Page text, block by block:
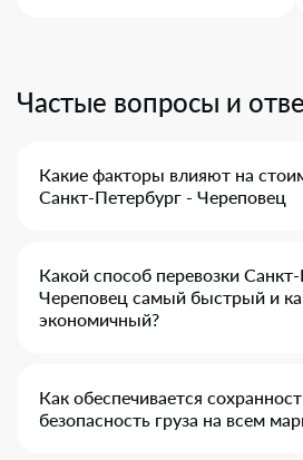
Частые вопросы и
Какие факторы влияют на
Санкт-Петербург - Череповец
Какой способ перевозки
Череповец самый быстрый и
экономичный?
Как обеспечивается
безопасность груза на всем